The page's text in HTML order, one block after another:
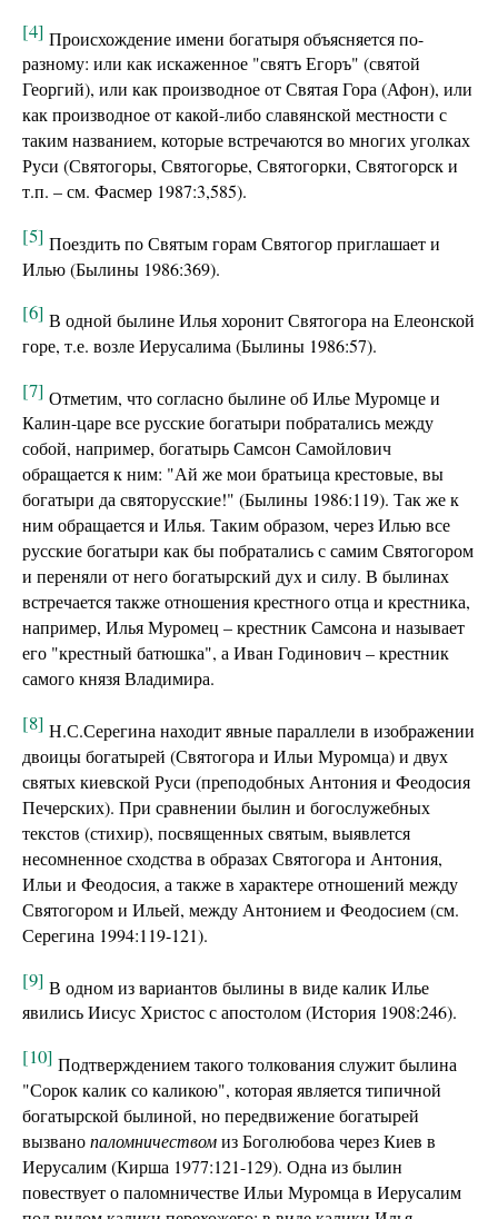
[4] Происхождение имени богатыря объясняется по-
разному: или как искаженное "святъ Егоръ" (святой
Георгий), или как производное от Святая Гора (Афон), или
как производное от какой-либо славянской местности с
таким названием, которые встречаются во многих уголках
Руси (Святогоры, Святогорье, Святогорки, Святогорск и
т.п. – см. Фасмер 1987:3,585).
[5] Поездить по Святым горам Святогор приглашает и
Илью (Былины 1986:369).
[6] В одной былине Илья хоронит Святогора на Елеонской
горе, т.е. возле Иерусалима (Былины 1986:57).
[7] Отметим, что согласно былине об Илье Муромце и
Калин-царе все русские богатыри побратались между
собой, например, богатырь Самсон Самойлович
обращается к ним: "Ай же мои братьица крестовые, вы
богатыри да святорусские!" (Былины 1986:119). Так же к
ним обращается и Илья. Таким образом, через Илью все
русские богатыри как бы побратались с самим Святогором
и переняли от него богатырский дух и силу. В былинах
встречается также отношения крестного отца и крестника,
например, Илья Муромец – крестник Самсона и называет
его "крестный батюшка", а Иван Годинович – крестник
самого князя Владимира.
[8] Н.С.Серегина находит явные параллели в изображении
двоицы богатырей (Святогора и Ильи Муромца) и двух
святых киевской Руси (преподобных Антония и Феодосия
Печерских). При сравнении былин и богослужебных
текстов (стихир), посвященных святым, выявлется
несомненное сходства в образах Святогора и Антония,
Ильи и Феодосия, а также в характере отношений между
Святогором и Ильей, между Антонием и Феодосием (см.
Серегина 1994:119-121).
[9] В одном из вариантов былины в виде калик Илье
явились Иисус Христос с апостолом (История 1908:246).
[10] Подтверждением такого толкования служит былина
"Сорок калик со каликою", которая является типичной
богатырской былиной, но передвижение богатырей
вызванопаломничествомиз Боголюбова через Киев в
Иерусалим (Кирша 1977:121-129). Одна из былин
повествует о паломничестве Ильи Муромца в Иерусалим